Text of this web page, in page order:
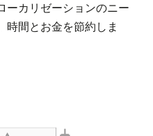
ーカリゼーションのニー
時間とお金を節約しま